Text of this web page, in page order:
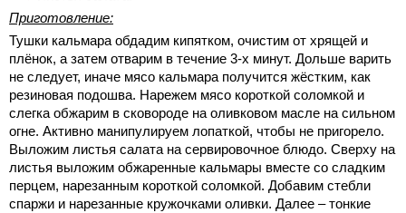
Приготовление:
Тушки кальмара обдадим кипятком, очистим от хрящей и
плёнок, а затем отварим в течение 3-х минут. Дольше варить
не следует, иначе мясо кальмара получится жёстким, как
резиновая подошва. Нарежем мясо короткой соломкой и
слегка обжарим в сковороде на оливковом масле на сильном
огне. Активно манипулируем лопаткой, чтобы не пригорело.
Выложим листья салата на сервировочное блюдо. Сверху на
листья выложим обжаренные кальмары вместе со сладким
перцем, нарезанным короткой соломкой. Добавим стебли
спаржи и нарезанные кружочками оливки. Далее – тонкие